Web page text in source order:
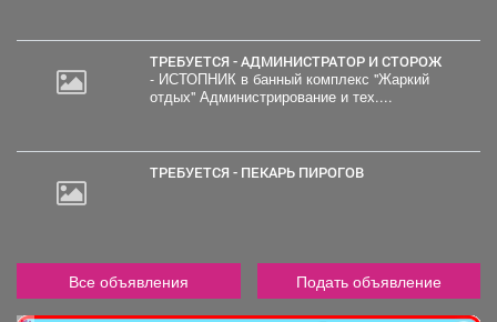
ТРЕБУЕТСЯ - АДМИНИСТРАТОР И СТОРОЖ
- ИСТОПНИК в банный комплекс "Жаркий
отдых" Администрирование и тех....
ТРЕБУЕТСЯ - ПЕКАРЬ ПИРОГОВ
Все объявления Подать объявление